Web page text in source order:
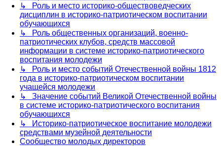
↳ Роль и место историко-обществоведческих
дисциплин в историко-патриотическом воспитании
обучающихся
↳ Роль общественных организаций, военно-
патриотических клубов, средств массовой
информации в системе историко-патриотического
воспитания молодежи
↳ Роль и место событий Отечественной войны 1812
года в историко-патриотическом воспитании
учащейся молодежи
↳ Значение событий Великой Отечественной войны
в системе историко-патриотического воспитания
обучающихся
↳ Историко-патриотическое воспитание молодежи
средствами музейной деятельности
Сообщество молодых директоров